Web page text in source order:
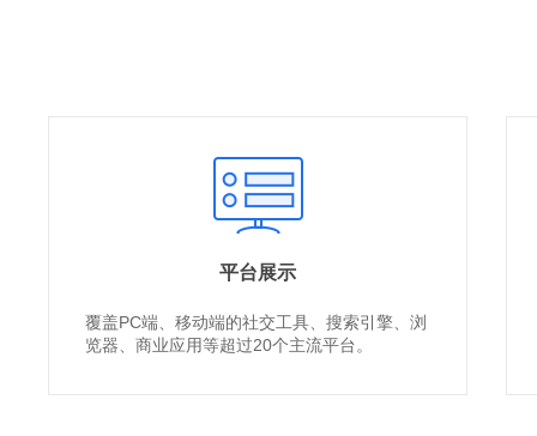
平台展示
覆盖PC端、移动端的社交工具、搜索引擎、浏
览器、商业应用等超过20个主流平台。